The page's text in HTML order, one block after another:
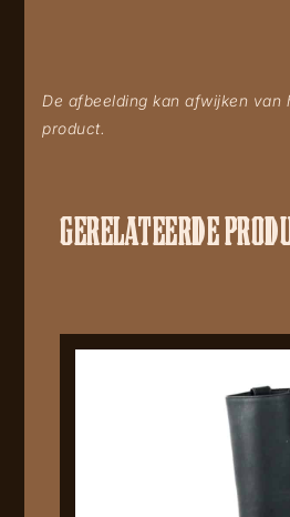
De afbeelding kan afwijken van
product.
GERELATEERDE